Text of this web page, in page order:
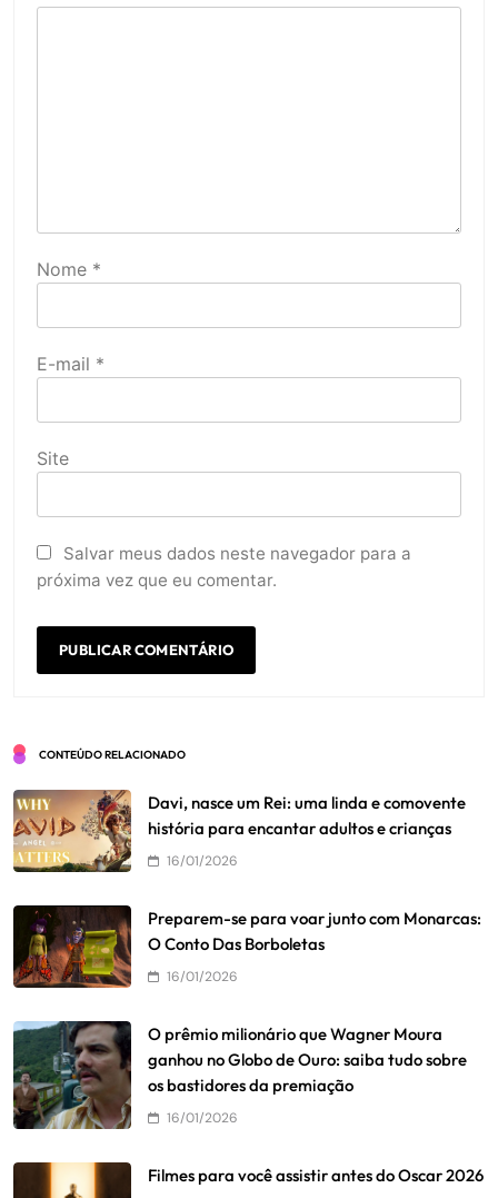
Nome *
E-mail *
Site
Salvar meus dados neste navegador para a
próxima vez que eu comentar.
CONTEÚDO RELACIONADO
Davi, nasce um Rei: uma linda e comovente
história para encantar adultos e crianças
16/01/2026
Preparem-se para voar junto com Monarcas:
O Conto Das Borboletas
16/01/2026
O prêmio milionário que Wagner Moura
ganhou no Globo de Ouro: saiba tudo sobre
os bastidores da premiação
16/01/2026
Filmes para você assistir antes do Oscar 2026